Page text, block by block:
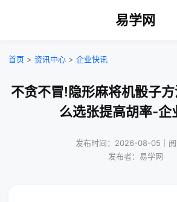
易学网
首页 > 资讯中心 > 企业快讯
不贪不冒!隐形麻将机骰子
么选张提高胡率-企
发布时间：2026-08-05｜阅
发布者：易学网